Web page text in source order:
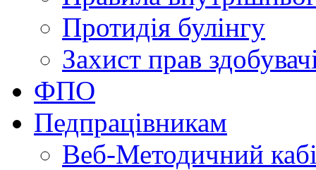
Протидія булінгу
Захист прав
ФПО
Педпрацівникам
Веб-Методичний